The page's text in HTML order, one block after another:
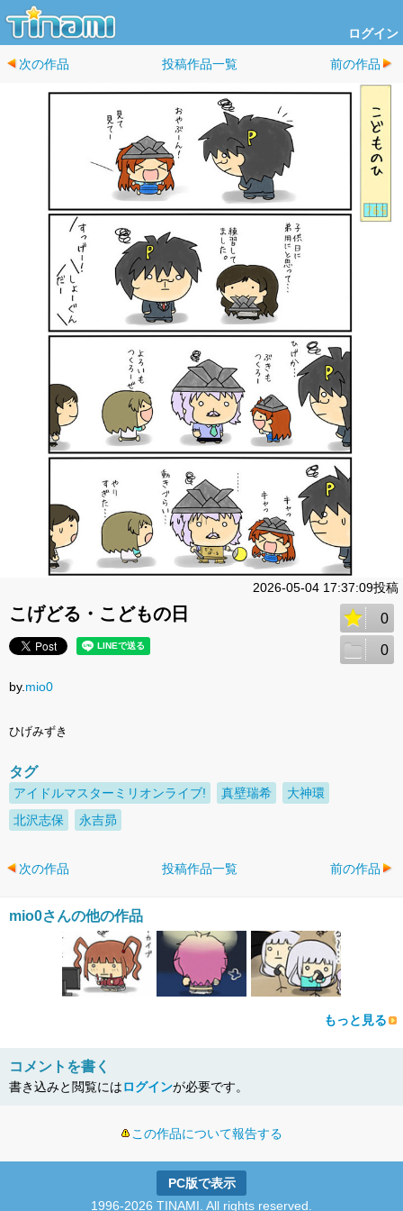
ログイン
次の作品 投稿作品一覧 前の作品
2026-05-04 17:37:09投稿
こげどる・こどもの日 0
0
by.mio0
ひげみずき
タグ
アイドルマスターミリオンライブ! 真壁瑞希
大神環
北沢志保
永吉昴
次の作品 投稿作品一覧 前の作品
mio0さんの他の作品
もっと見る
コメントを書く
書き込みと閲覧にはログインが必要です。
この作品について報告する
PC版で表示
1996-2026 TINAMI. All rights reserved.